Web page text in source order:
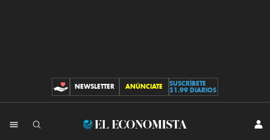
CONTRIBUCIONES
NEWSLETTER ANÚNCIATE
SUSCRÍBETE
$1.99 DIARIOS
El